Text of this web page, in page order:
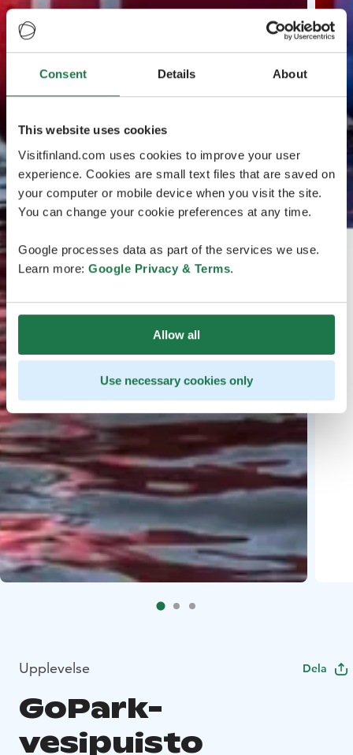
Consent Details About
This website uses cookies
Visitfinland.com uses cookies to improve your user
experience. Cookies are small text files that are saved on
your computer or mobile device when you visit the site.
You can change your cookie preferences at any time.
Google processes data as part of the services we use.
Learn more: Google Privacy & Terms.
Allow all
Use necessary cookies only
Upplevelse Dela
GoPark-
vesipuisto